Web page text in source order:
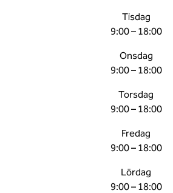
Tisdag
9:00 – 18:00
Onsdag
9:00 – 18:00
Torsdag
9:00 – 18:00
Fredag
9:00 – 18:00
Lördag
9:00 – 18:00